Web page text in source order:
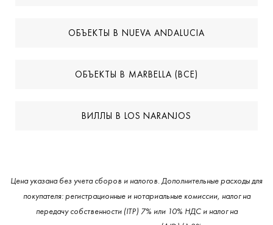
ОБЪЕКТЫ В NUEVA ANDALUCIA
ОБЪЕКТЫ В MARBELLA (ВСЕ)
ВИЛЛЫ В LOS NARANJOS
Цена указана без учета сборов и налогов. Дополнительные расходы для
покупателя: регистрационные и нотариальные комиссии, налог на
передачу собственности (ITP) 7% или 10% НДС и налог на